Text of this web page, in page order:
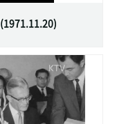
(1971.11.20)